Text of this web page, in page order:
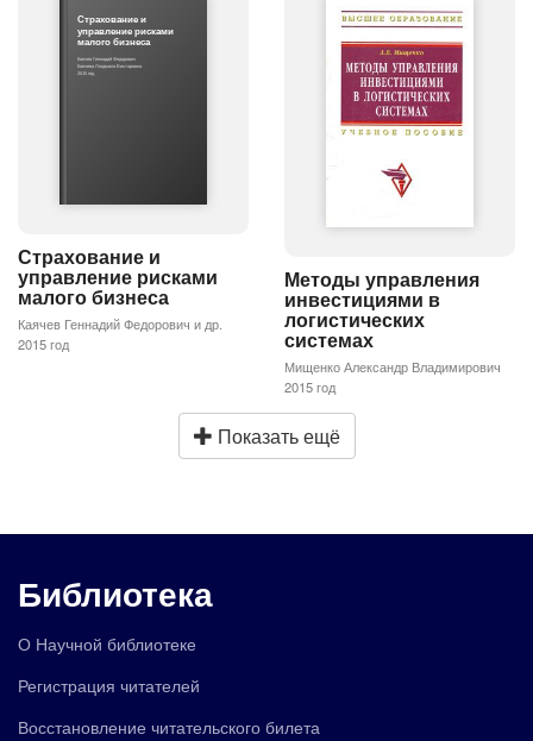
Страхование и
управление рисками
малого бизнеса
Каячев Геннадий Федорович
Каячева Людмила Викторовна
2015 год
Страхование и
управление рисками
малого бизнеса
Каячев Геннадий Федорович и др.
2015 год
Методы управления
инвестициями в
логистических
системах
Мищенко Александр Владимирович
2015 год
Показать ещё
Библиотека
О Научной библиотеке
Регистрация читателей
Восстановление читательского билета